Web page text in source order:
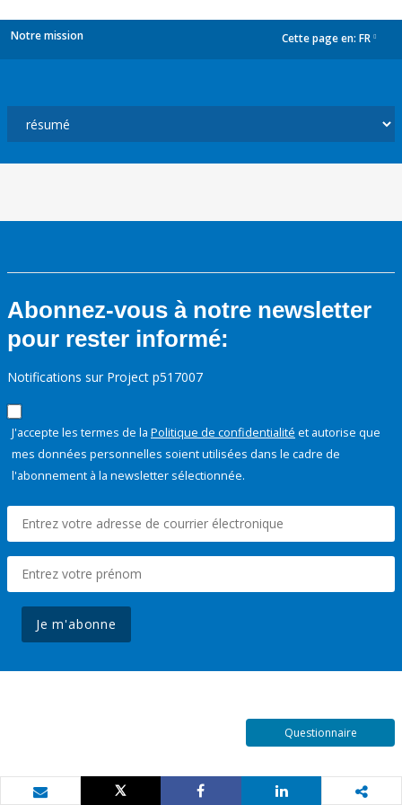
Notre mission Cette page en: FR
Abonnez-vous à notre newsletter
pour rester informé:
Notifications sur Project p517007
J'accepte les termes de la Politique de confidentialité et autorise que
mes données personnelles soient utilisées dans le cadre de
l'abonnement à la newsletter sélectionnée.
Je m'abonne
Questionnaire